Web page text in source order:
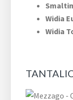
Widia
Widia